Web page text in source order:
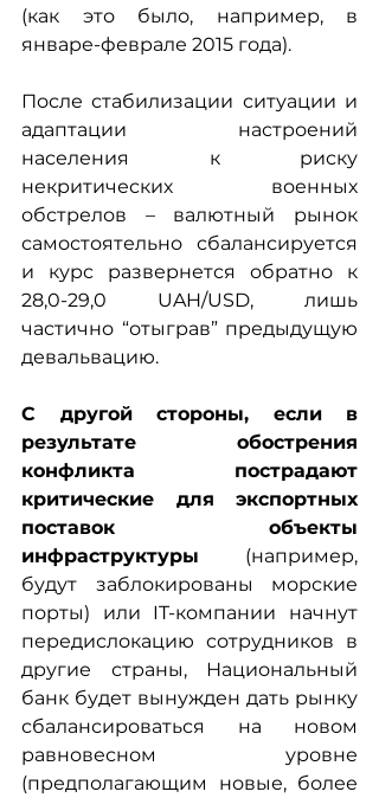
(как это было, например, в
январе-феврале 2015 года).
После стабилизации ситуации и
адаптации настроений
населения к риску
некритических военных
обстрелов – валютный рынок
самостоятельно сбалансируется
и курс развернется обратно к
28,0-29,0 UAH/USD, лишь
частично “отыграв” предыдущую
девальвацию.
С другой стороны, если в
результате обострения
конфликта пострадают
критические для экспортных
поставок объекты
инфраструктуры (например,
будут заблокированы морские
порты) или IT-компании начнут
передислокацию сотрудников в
другие страны, Национальный
банк будет вынужден дать рынку
сбалансироваться на новом
равновесном уровне
(предполагающим новые, более